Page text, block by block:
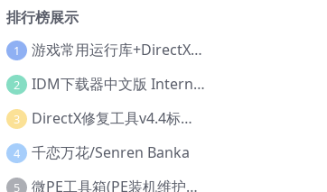
排行榜展示
1 游戏常用运行库+DirectX修复增强版
2 IDM下载器中文版 Internet Download Manager v6.42.36 IDM
3 DirectX修复工具v4.4标准版+增强版+在线修复版
4 千恋万花/Senren Banka
5 微PE工具箱(PE装机维护工具) v2.3官方正式版